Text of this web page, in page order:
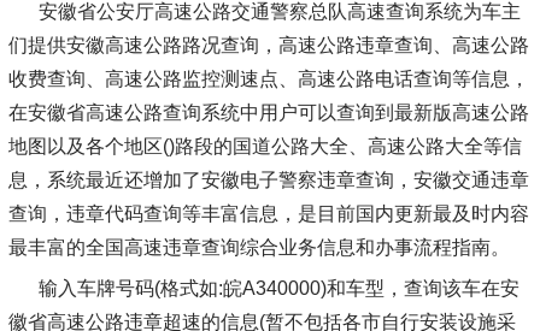
安徽省公安厅高速公路交通警察总队高速查询系统为车主
们提供安徽高速公路路况查询，高速公路违章查询、高速公路
收费查询、高速公路监控测速点、高速公路电话查询等信息，
在安徽省高速公路查询系统中用户可以查询到最新版高速公路
地图以及各个地区()路段的国道公路大全、高速公路大全等信
息，系统最近还增加了安徽电子警察违章查询，安徽交通违章
查询，违章代码查询等丰富信息，是目前国内更新最及时内容
最丰富的全国高速违章查询综合业务信息和办事流程指南。
输入车牌号码(格式如:皖A340000)和车型，查询该车在安
徽省高速公路违章超速的信息(暂不包括各市自行安装设施采